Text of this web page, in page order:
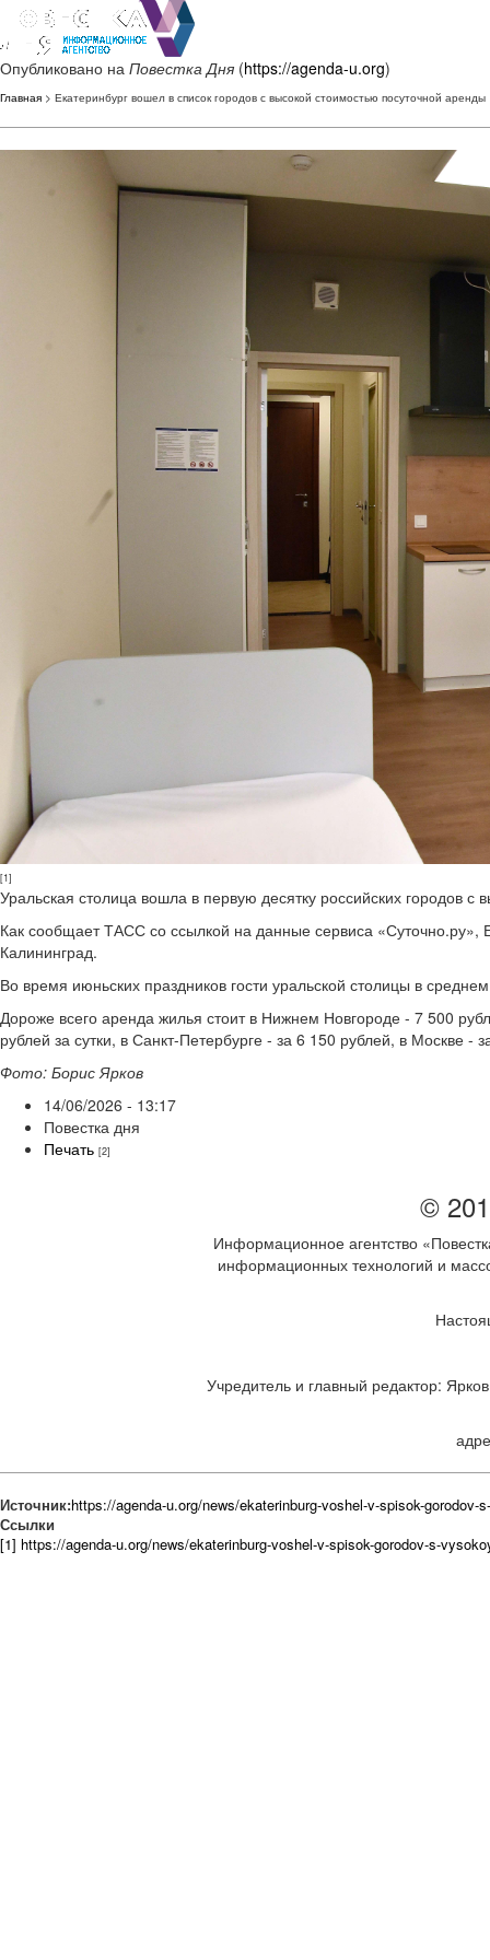
Опубликовано на Повестка Дня (https://agenda-u.org)
Главная > Екатеринбург вошел в список городов с высокой стоимостью посуточной аренды
[1]
Уральская столица вошла в первую десятку российских городов
Как сообщает ТАСС со ссылкой на данные сервиса «Суточно.ру»,
Калининград.
Во время июньских праздников гости уральской столицы в
Дороже всего аренда жилья стоит в Нижнем Новгороде - 7 500
рублей за сутки, в Санкт-Петербурге - за 6 150 рублей, в Москве -
Фото: Борис Ярков
14/06/2026 - 13:17
Повестка дня
Печать [2]
©
Информационное агентство
информационных технологий и
Учредитель и главный редактор:
Источник:https://agenda-u.org/news/ekaterinburg-voshel-v-spisok-
Ссылки
[1] https://agenda-u.org/news/ekaterinburg-voshel-v-spisok-gorodov-s-